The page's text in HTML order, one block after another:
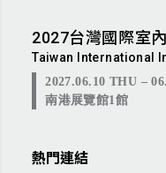
2027台灣國際室
Taiwan International
2027.06.10 THU –
南港展覽館1館
熱門連結